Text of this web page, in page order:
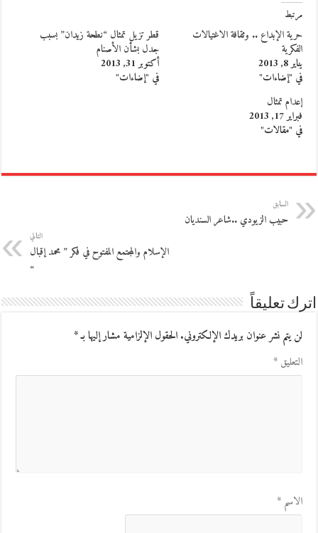
مرتبط
حرية الإبداع‮ .. ‬وثقافة الاغتيالات
الفكرية‮ ‬
يناير 8, 2013
في "إضاءات"
قطر تزيل تمثال “نطحة زيدان” بسبب
جدل بشأن الأصنام
أكتوبر 31, 2013
في "إضاءات"
إعدام تمثال
فبراير 17, 2013
في "مقالات"
السابق
حبيب الزيودي ..شاعر السنديان
التالي
الإسلام والمجتمع المفتوح في فكر ” محمد إقبال
“
اترك تعليقاً
لن يتم نشر عنوان بريدك الإلكتروني.الحقول الإلزامية مشار إليها بـ*
التعليق*
الاسم*